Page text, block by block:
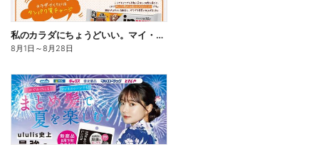
私のカラダにちょうどいい。マイ・サプリフード
8月1日 ～8月28日